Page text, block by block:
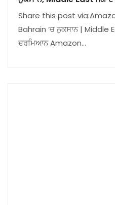
Share this post
Bahrain ‘ਚ ਨੁਕਸਾਨ | Middle
ਦਰਮਿਆਨ Amazon…